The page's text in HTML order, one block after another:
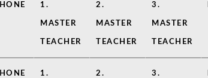
1.
MASTER
TEACHER
2.
MASTER
TEACHER
3.
MASTER
TEACHER
1. 2. 3.